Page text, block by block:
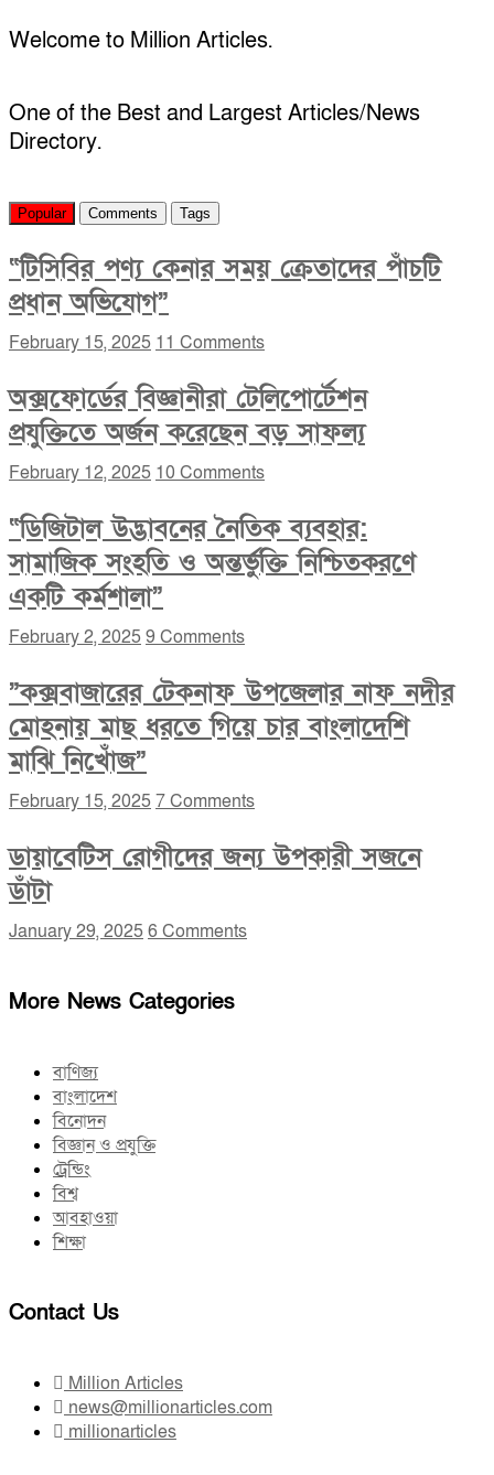
Welcome to Million Articles.
One of the Best and Largest Articles/News
Directory.
Popular Comments Tags
“টিসিবির পণ্য কেনার সময় ক্রেতাদের পাঁচটি
প্রধান অভিযোগ”
February 15, 2025 11 Comments
অক্সফোর্ডের বিজ্ঞানীরা টেলিপোর্টেশন
প্রযুক্তিতে অর্জন করেছেন বড় সাফল্য
February 12, 2025 10 Comments
“ডিজিটাল উদ্ভাবনের নৈতিক ব্যবহার:
সামাজিক সংহতি ও অন্তর্ভুক্তি নিশ্চিতকরণে
একটি কর্মশালা”
February 2, 20259 Comments
”কক্সবাজারের টেকনাফ উপজেলার নাফ নদীর
মোহনায় মাছ ধরতে গিয়ে চার বাংলাদেশি
মাঝি নিখোঁজ”
February 15, 20257 Comments
ডায়াবেটিস রোগীদের জন্য উপকারী সজনে
ডাঁটা
January 29, 20256 Comments
More News Categories
বাণিজ্য
বাংলাদেশ
বিনোদন
বিজ্ঞান ও প্রযুক্তি
ট্রেন্ডিং
বিশ্ব
আবহাওয়া
শিক্ষা
Contact Us
Million Articles
news@millionarticles.com
millionarticles